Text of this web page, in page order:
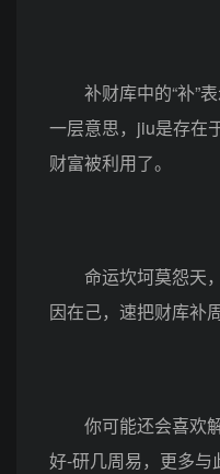
补财库中的“补”表
一层意思，jiu是存在
财富被利用了。
命运坎坷莫怨天，
因在己，速把财库补
你可能还会喜欢解
好-研几周易，更多